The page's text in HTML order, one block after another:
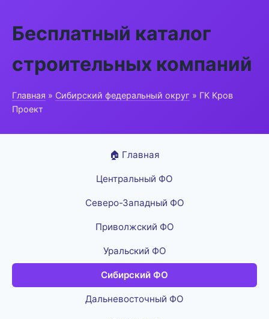
Бесплатный каталог
строительных компаний
Главная » Сибирский федеральный округ » ГК Кров
Проект
🏠 Главная
Центральный ФО
Северо-Западный ФО
Приволжский ФО
Уральский ФО
Сибирский ФО
Дальневосточный ФО